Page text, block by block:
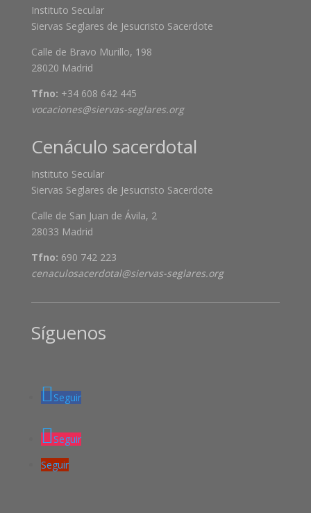
Instituto Secular
Siervas Seglares de Jesucristo Sacerdote
Calle de Bravo Murillo, 198
28020 Madrid
Tfno: +34 608 642 445
vocaciones@siervas-seglares.org
Cenáculo sacerdotal
Instituto Secular
Siervas Seglares de Jesucristo Sacerdote
Calle de San Juan de Ávila, 2
28033 Madrid
Tfno: 690 742 223
cenaculosacerdotal@siervas-seglares.org
Síguenos
Seguir
Seguir
Seguir